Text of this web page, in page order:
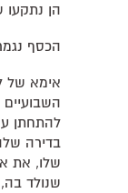
הן נתקעו
הכסף
אימא של
להתחתן
בדירה
שלו, את
שנולד